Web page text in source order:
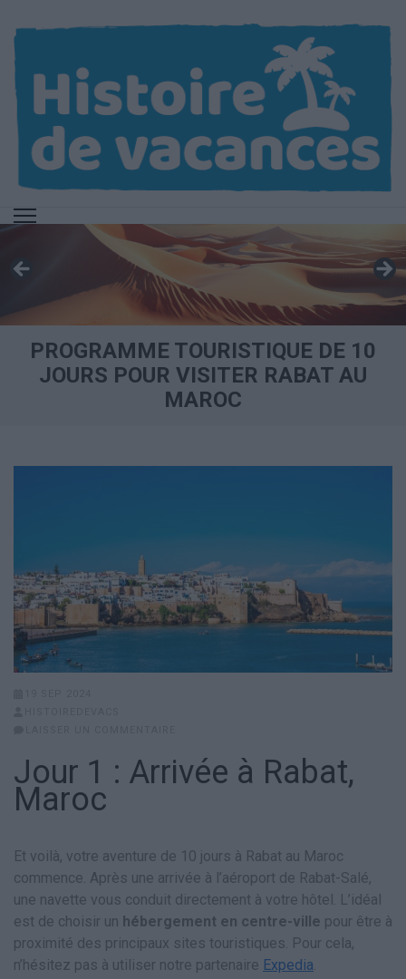
contenu
(Pressez
Entrée)
PROGRAMME TOURISTIQUE DE 10
JOURS POUR VISITER RABAT AU
MAROC
Jour 1 : Arrivée à Rabat,
Maroc
Et voilà, votre aventure de 10 jours à Rabat au Maroc
commence. Après une arrivée à l’aéroport de Rabat-Salé,
une navette vous conduit directement à votre hôtel. L’idéal
est de choisir un hébergement en centre-ville pour être à
proximité des principaux sites touristiques. Pour cela,
n’hésitez pas à utiliser notre partenaire Expedia.